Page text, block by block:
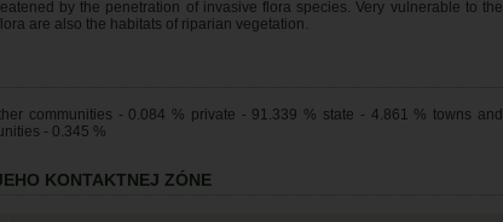
by the penetration of invasive flora species. Very vulnerable to the
are also the habitats of riparian vegetation.
communities - 0.084 % private - 91.339 % state - 4.861 % towns and
- 0.345 %
KONTAKTNEJ ZÓNE